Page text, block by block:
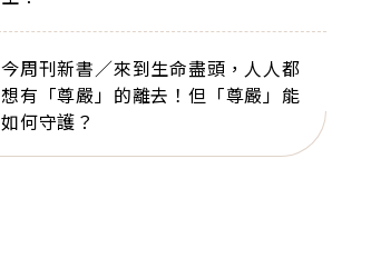
今周刊新書／來到生命盡頭，人人都
想有「尊嚴」的離去！但「尊嚴」能
如何守護？